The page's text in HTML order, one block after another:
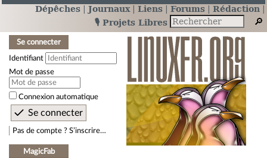
Dépêches Journaux Liens Forums
Rédaction
🎙️ Projets Libres
Se connecter
Identifiant
Mot de passe
Connexion automatique
Pas de compte ? S’inscrire…
MagicFab